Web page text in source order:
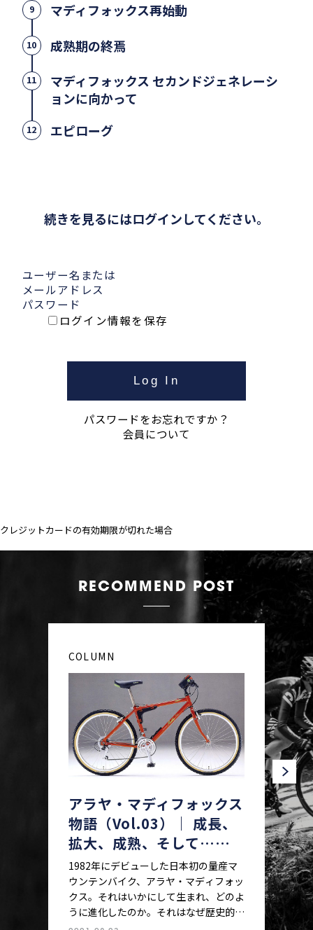
9 マディフォックス再始動
10 成熟期の終焉
11
マディフォックス セカンドジェネレーシ
ョンに向かって
12 エピローグ
続きを見るにはログインしてください。
ユーザー名または
メールアドレス
パスワード
ログイン情報を保存
パスワードをお忘れですか？
会員について
クレジットカードの有効期限が切れた場合
RECOMMEND POST
COLUMN
アラヤ・マディフォックス
物語（Vol.03）｜ 成長、
拡大、成熟、そして……
1982年にデビューした日本初の量産マ
ウンテンバイク、アラヤ・マディフォッ
クス。それはいかにして生まれ、どのよ
うに進化したのか。それはなぜ歴史的な